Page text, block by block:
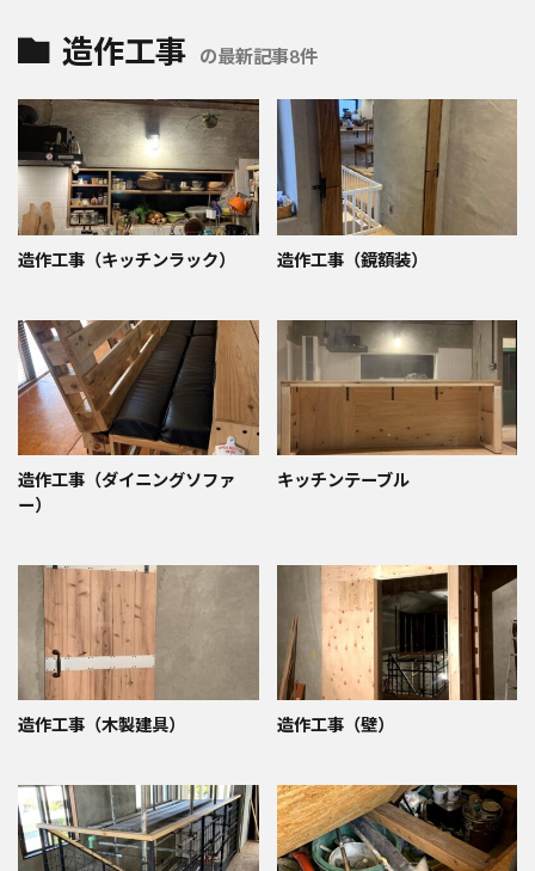
造作工事 の最新記事8件
造作工事（キッチンラック） 造作工事（鏡額装）
造作工事（ダイニングソファ
ー）
キッチンテーブル
造作工事（木製建具） 造作工事（壁）